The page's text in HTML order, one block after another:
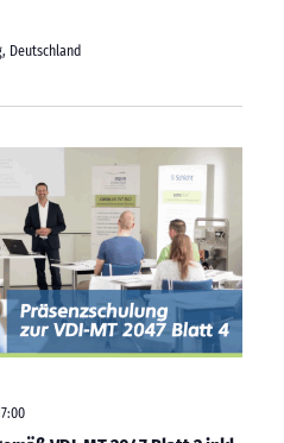
i
g
a
t
i
o
n
i
c
h
t
e
-
Deutschland